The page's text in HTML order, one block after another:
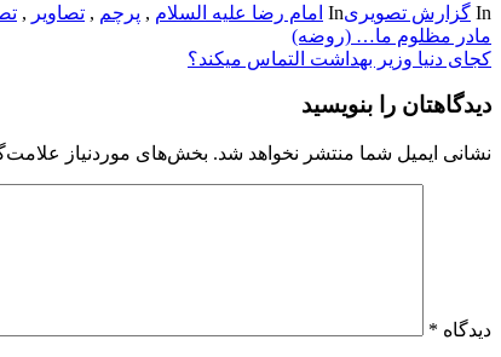
In گزارش تصویریIn امام رضا علیه السلام , پرچم , تصاویر ,
راهبری
نوشته
مادر مظلوم ما… (روضه)
کجای دنیا وزیر بهداشت التماس میکند؟
دیدگاهتان را بنویسید
نشانی ایمیل شما منتشر نخواهد شد. بخش‌های موردنیاز
دیدگاه *